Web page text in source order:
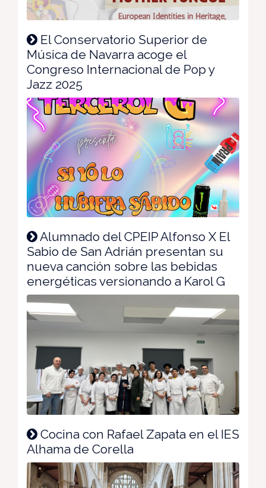
El Conservatorio Superior de
Música de Navarra acoge el
Congreso Internacional de Pop y
Jazz 2025
Alumnado del CPEIP Alfonso X El
Sabio de San Adrián presentan su
nueva canción sobre las bebidas
energéticas versionando a Karol G
Cocina con Rafael Zapata en el IES
Alhama de Corella